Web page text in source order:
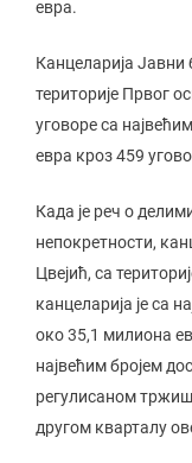
евра.
Канцеларија Јавни
територије Првог
уговоре са
евра кроз 459
Када је реч о
непокретности,
Цвејић, са
канцеларија је са
око 35,1 милиона
највећим бројем
регулисаном
другом кварталу